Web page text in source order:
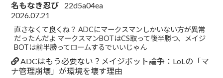
名もなき忍び
22d5a04ea
2026.07.21
直さなくて良くね？ ADCにマークスマンしかいない方が異常
だったんだよ マークスマンBOTはCS取って後半勝つ、メイジ
BOTは前半勝ってロームするでいいじゃん
ADCはもう必要ない？メイジボット論争：LoLの「マ
ナ管理崩壊」が環境を壊す理由